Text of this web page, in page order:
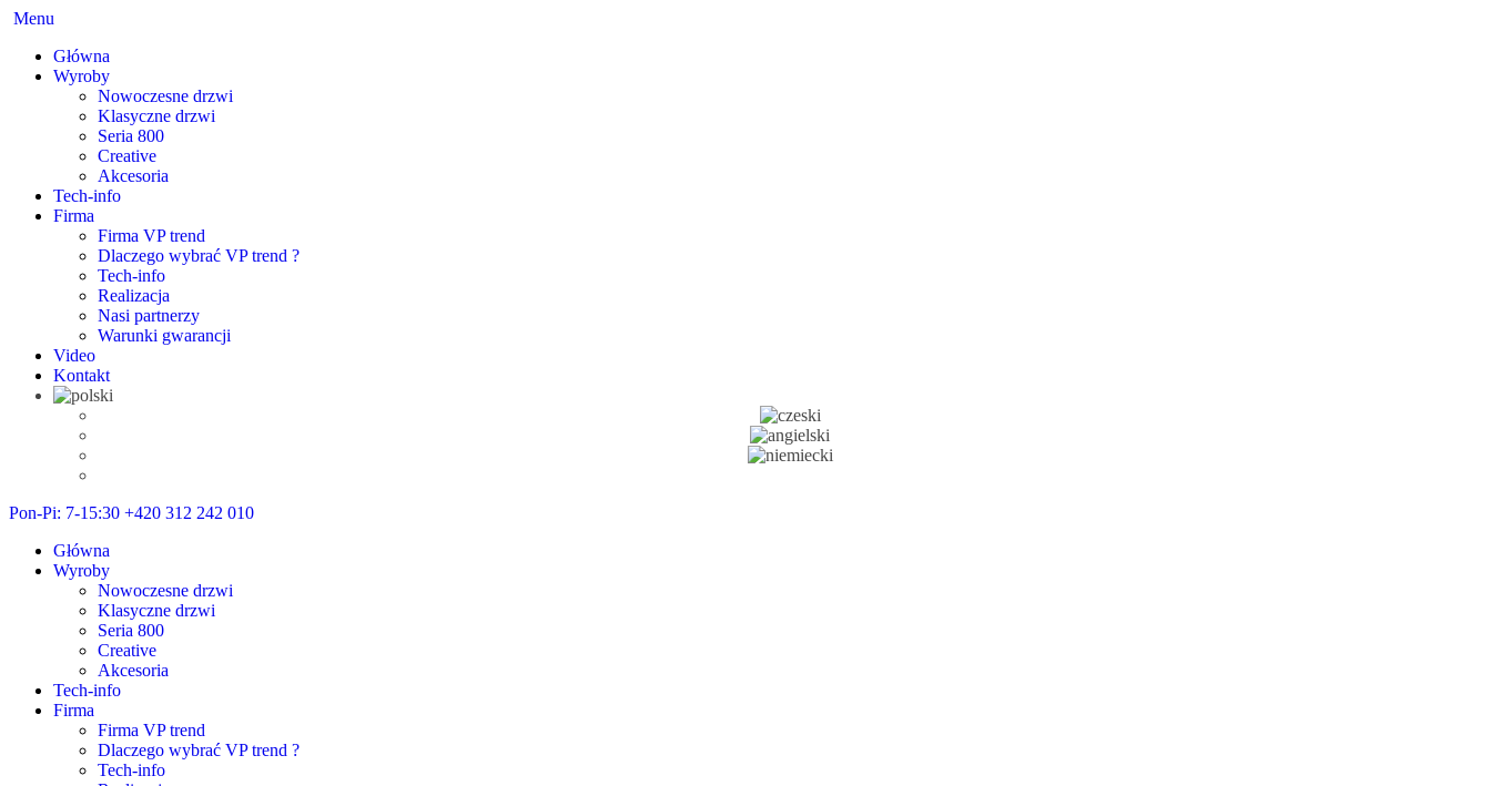
Menu
Główna
Wyroby
Nowoczesne drzwi
Klasyczne drzwi
Seria 800
Creative
Akcesoria
Tech-info
Firma
Firma VP trend
Dlaczego wybrać VP trend ?
Tech-info
Realizacja
Nasi partnerzy
Warunki gwarancji
Video
Kontakt
Pon-Pi: 7-15:30 +420 312 242 010
Główna
Wyroby
Nowoczesne drzwi
Klasyczne drzwi
Seria 800
Creative
Akcesoria
Tech-info
Firma
Firma VP trend
Dlaczego wybrać VP trend ?
Tech-info